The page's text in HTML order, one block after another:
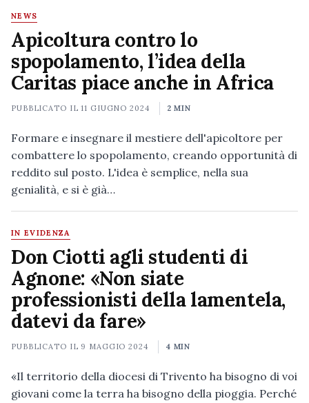
NEWS
Apicoltura contro lo
spopolamento, l’idea della
Caritas piace anche in Africa
PUBBLICATO IL11 GIUGNO 2024 2 MIN
Formare e insegnare il mestiere dell'apicoltore per
combattere lo spopolamento, creando opportunità di
reddito sul posto. L'idea è semplice, nella sua
genialità, e si è già…
IN EVIDENZA
Don Ciotti agli studenti di
Agnone: «Non siate
professionisti della lamentela,
datevi da fare»
PUBBLICATO IL 9 MAGGIO 2024 4 MIN
«Il territorio della diocesi di Trivento ha bisogno di voi
giovani come la terra ha bisogno della pioggia. Perché